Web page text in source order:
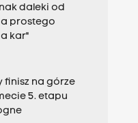
daleki od
prostego
kar"
finisz na górze
5. etapu